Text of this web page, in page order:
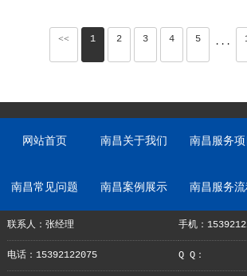
<< 1 2 3 4 5 ···
网站首页 南昌关于我们 南昌服务项
南昌常见问题 南昌案例展示 南昌服务流
联系人：张经理 手机：
电话：15392122075 Q Q：